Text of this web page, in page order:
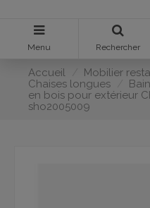
Menu Rechercher
Accueil
Mobilier
Chaises longues
en bois pour extérieur
sho2005009